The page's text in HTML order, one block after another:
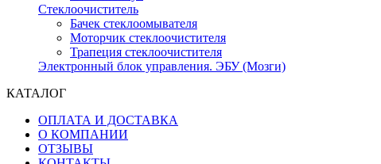
Стеклоочиститель
Бачек стеклоомывателя
Моторчик стеклоочистителя
Трапеция стеклоочистителя
Электронный блок управления. ЭБУ (Мозги)
КАТАЛОГ
ОПЛАТА И ДОСТАВКА
О КОМПАНИИ
ОТЗЫВЫ